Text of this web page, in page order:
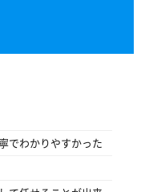
でわかりやすかった